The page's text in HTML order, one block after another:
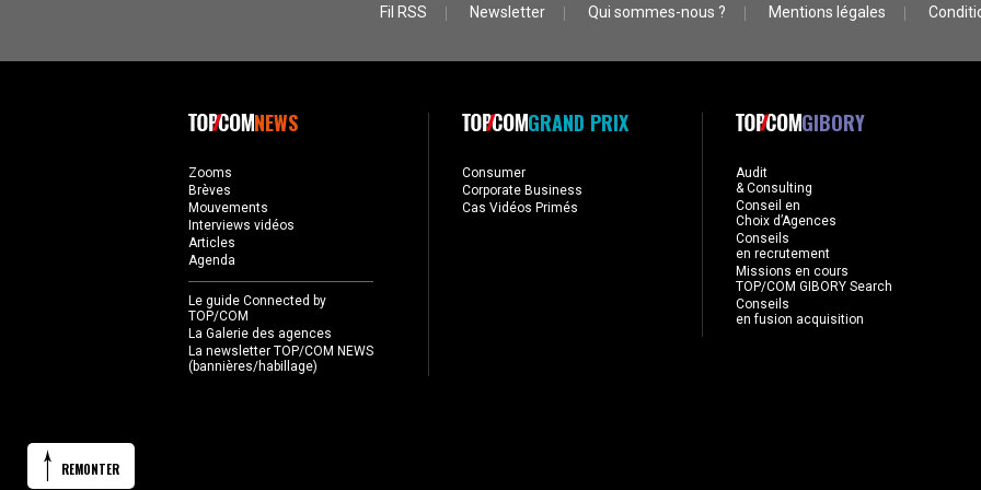
Fil RSS Newsletter Qui sommes-nous ? Mentions légales
NEWS
Zooms
Brèves
Mouvements
Interviews vidéos
Articles
Agenda
Le guide Connected by
TOP/COM
La Galerie des agences
La newsletter TOP/COM NEWS
(bannières/habillage)
GRAND PRIX
Consumer
Corporate Business
Cas Vidéos Primés
GIBORY
Audit
& Consulting
Conseil en
Choix d’Agences
Conseils
en recrutement
Missions en cours
TOP/COM GIBORY Search
Conseils
en fusion acquisition
REMONTER